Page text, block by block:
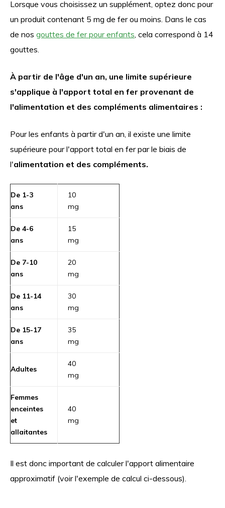
Lorsque vous choisissez un supplément, optez donc pour
un produit contenant 5 mg de fer ou moins. Dans le cas
de nos gouttes de fer pour enfants , cela correspond à 14
gouttes.
À partir de l'âge d'un an, une limite supérieure
s'applique à l'apport total en fer provenant de
l'alimentation et des compléments alimentaires :
Pour les enfants à partir d'un an, il existe une limite
supérieure pour l'apport total en fer par le biais de
l'alimentation et des compléments.
De 1-3
ans
10
mg
De 4-6
ans
15
mg
De 7-10
ans
20
mg
De 11-14
ans
30
mg
De 15-17
ans
35
mg
Adultes
40
mg
Femmes
enceintes
et
allaitantes
40
mg
Il est donc important de calculer l'apport alimentaire
approximatif (voir l'exemple de calcul ci-dessous).